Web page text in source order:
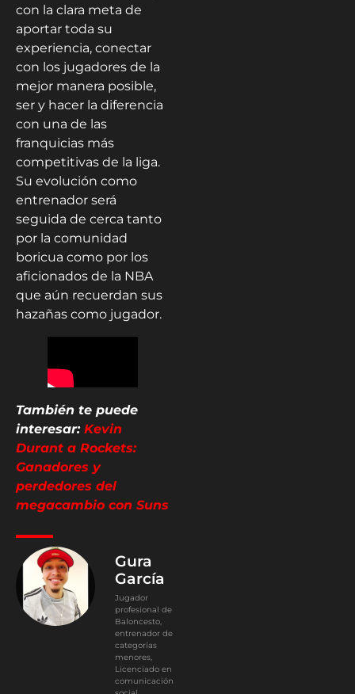
con la clara meta de
aportar toda su
experiencia, conectar
con los jugadores de la
mejor manera posible,
ser y hacer la diferencia
con una de las
franquicias más
competitivas de la liga.
Su evolución como
entrenador será
seguida de cerca tanto
por la comunidad
boricua como por los
aficionados de la NBA
que aún recuerdan sus
hazañas como jugador.
También te puede
interesar: Kevin
Durant a Rockets:
Ganadores y
perdedores del
megacambio con Suns
Gura
García
Jugador
profesional de
Baloncesto,
entrenador de
categorías
menores,
Licenciado en
comunicación